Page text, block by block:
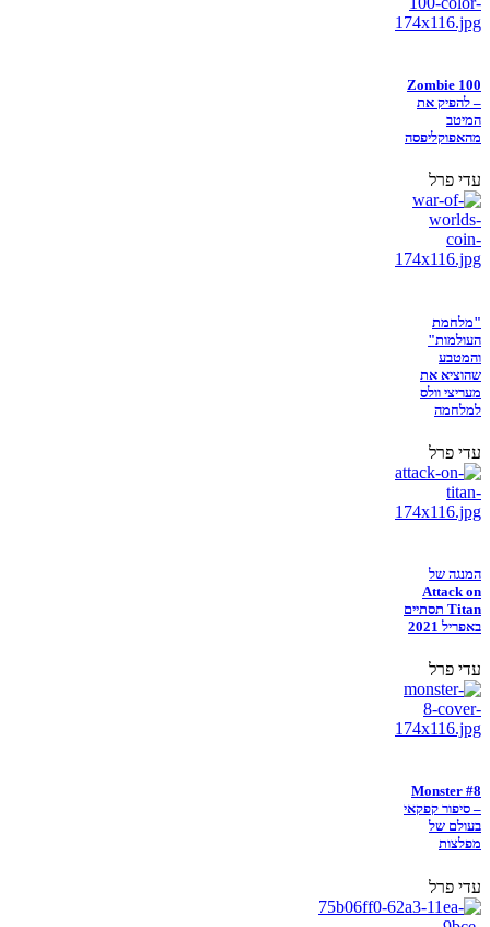
Zombie 100
– להפיק את
המיטב
מהאפוקליפסה
עדי פרל
"מלחמת
העולמות"
והמטבע
שהוציא את
מעריצי וולס
למלחמה
עדי פרל
המנגה של
Attack on
Titan תסתיים
באפריל 2021
עדי פרל
Monster #8
– סיפור קפקאי
בעולם של
מפלצות
עדי פרל